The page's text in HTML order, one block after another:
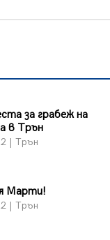
за грабеж на
в Трън
| Трън
Марти!
| Трън